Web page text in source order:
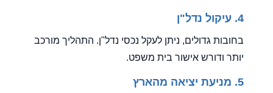
4. עיקול נדל"ן
בחובות גדולים, ניתן לעקל נכסי נדל"ן. התהליך מורכב
יותר ודורש אישור בית משפט.
5. מניעת יציאה מהארץ